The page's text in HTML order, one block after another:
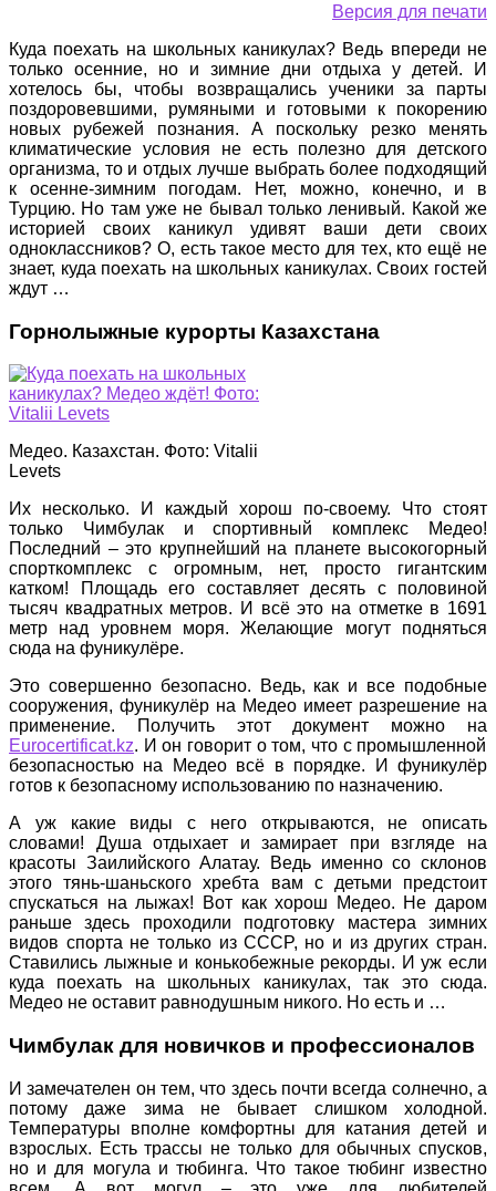
Версия для печати
Куда поехать на школьных каникулах? Ведь впереди не
только осенние, но и зимние дни отдыха у детей. И
хотелось бы, чтобы возвращались ученики за парты
поздоровевшими, румяными и готовыми к покорению
новых рубежей познания. А поскольку резко менять
климатические условия не есть полезно для детского
организма, то и отдых лучше выбрать более подходящий
к осенне-зимним погодам. Нет, можно, конечно, и в
Турцию. Но там уже не бывал только ленивый. Какой же
историей своих каникул удивят ваши дети своих
одноклассников? О, есть такое место для тех, кто ещё не
знает, куда поехать на школьных каникулах. Своих гостей
ждут …
Горнолыжные курорты Казахстана
Медео. Казахстан. Фото: Vitalii
Levets
Их несколько. И каждый хорош по-своему. Что стоят
только Чимбулак и спортивный комплекс Медео!
Последний – это крупнейший на планете высокогорный
спорткомплекс с огромным, нет, просто гигантским
катком! Площадь его составляет десять с половиной
тысяч квадратных метров. И всё это на отметке в 1691
метр над уровнем моря. Желающие могут подняться
сюда на фуникулёре.
Это совершенно безопасно. Ведь, как и все подобные
сооружения, фуникулёр на Медео имеет разрешение на
применение. Получить этот документ можно на
Eurocertificat.kz. И он говорит о том, что с промышленной
безопасностью на Медео всё в порядке. И фуникулёр
готов к безопасному использованию по назначению.
А уж какие виды с него открываются, не описать
словами! Душа отдыхает и замирает при взгляде на
красоты Заилийского Алатау. Ведь именно со склонов
этого тянь-шаньского хребта вам с детьми предстоит
спускаться на лыжах! Вот как хорош Медео. Не даром
раньше здесь проходили подготовку мастера зимних
видов спорта не только из СССР, но и из других стран.
Ставились лыжные и конькобежные рекорды. И уж если
куда поехать на школьных каникулах, так это сюда.
Медео не оставит равнодушным никого. Но есть и …
Чимбулак для новичков и профессионалов
И замечателен он тем, что здесь почти всегда солнечно, а
потому даже зима не бывает слишком холодной.
Температуры вполне комфортны для катания детей и
взрослых. Есть трассы не только для обычных спусков,
но и для могула и тюбинга. Что такое тюбинг известно